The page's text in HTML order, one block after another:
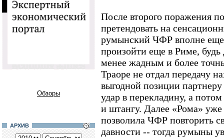
Обзоры
АРХИВ
После второго поражения
претендовать на
румынский ЧФР вполне
произойти еще в Риме, будь
менее жадным и более
Траоре не отдал передачу
выгодной позиции
удар в перекладину, а
и штангу. Далее «Рома» уже
позволила ЧФР повторить
давности -- тогда румыны